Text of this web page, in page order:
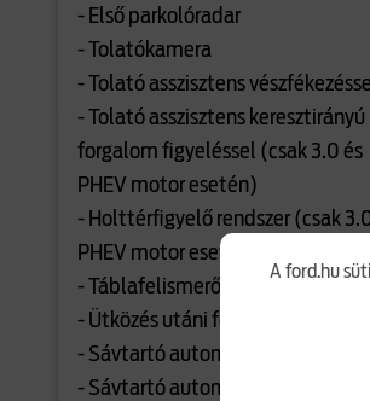
- Első parkolóradar
- Tolatókamera
- Tolató asszisztens
- Tolató asszisztens keresztirányú
forgalom figyeléssel (csak 3.0 és
PHEV motor esetén)
- Holttérfigyelő rendszer (csak
PHEV motor esetén)
- Táblafelismerő rendszer
- Ütközés utáni fékezés
- Sávtartó automatika
- Sávtartó automatika
A ford.hu